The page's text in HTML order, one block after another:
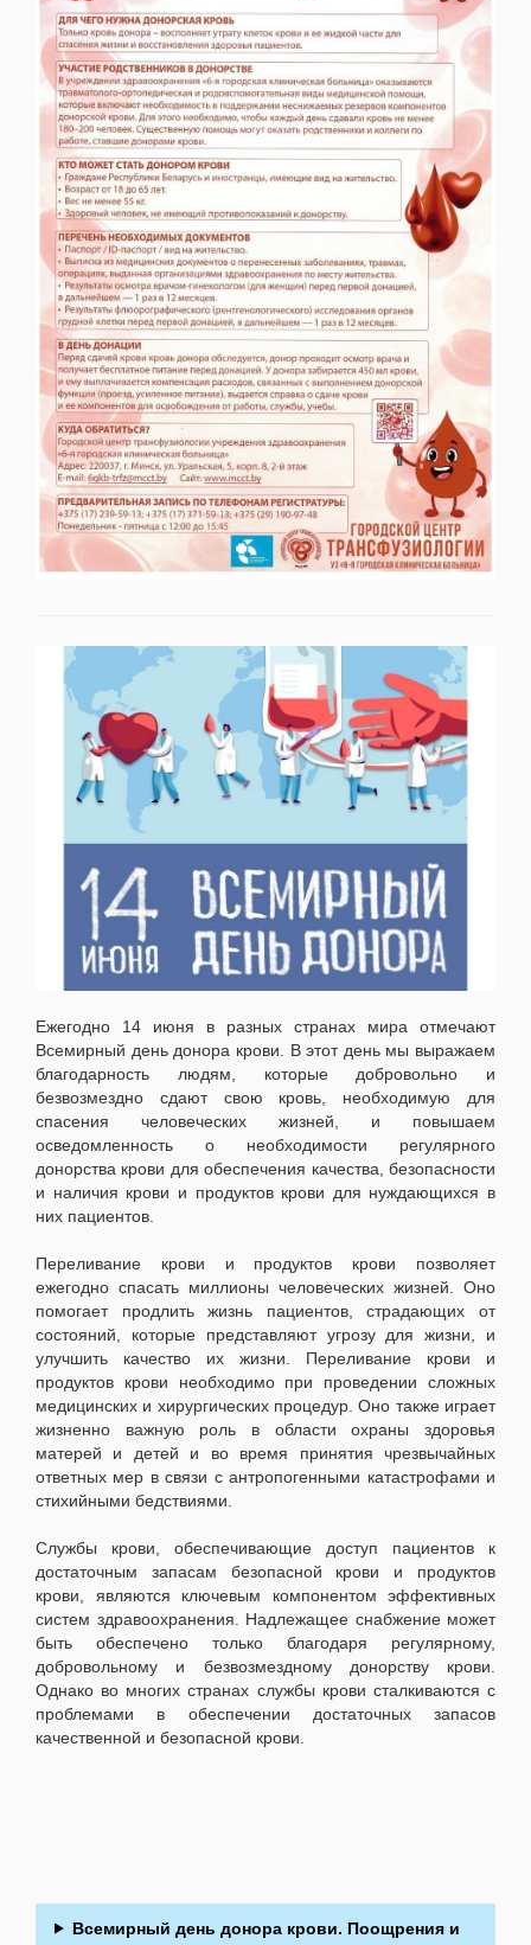
Ежегодно 14 июня в разных странах мира отмечают
Всемирный день донора крови. В этот день мы выражаем
благодарность людям, которые добровольно и
безвозмездно сдают свою кровь, необходимую для
спасения человеческих жизней, и повышаем
осведомленность о необходимости регулярного
донорства крови для обеспечения качества, безопасности
и наличия крови и продуктов крови для нуждающихся в
них пациентов.
Переливание крови и продуктов крови позволяет
ежегодно спасать миллионы человеческих жизней. Оно
помогает продлить жизнь пациентов, страдающих от
состояний, которые представляют угрозу для жизни, и
улучшить качество их жизни. Переливание крови и
продуктов крови необходимо при проведении сложных
медицинских и хирургических процедур. Оно также играет
жизненно важную роль в области охраны здоровья
матерей и детей и во время принятия чрезвычайных
ответных мер в связи с антропогенными катастрофами и
стихийными бедствиями.
Службы крови, обеспечивающие доступ пациентов к
достаточным запасам безопасной крови и продуктов
крови, являются ключевым компонентом эффективных
систем здравоохранения. Надлежащее снабжение может
быть обеспечено только благодаря регулярному,
добровольному и безвозмездному донорству крови.
Однако во многих странах службы крови сталкиваются с
проблемами в обеспечении достаточных запасов
качественной и безопасной крови.
Всемирный день донора крови. Поощрения и